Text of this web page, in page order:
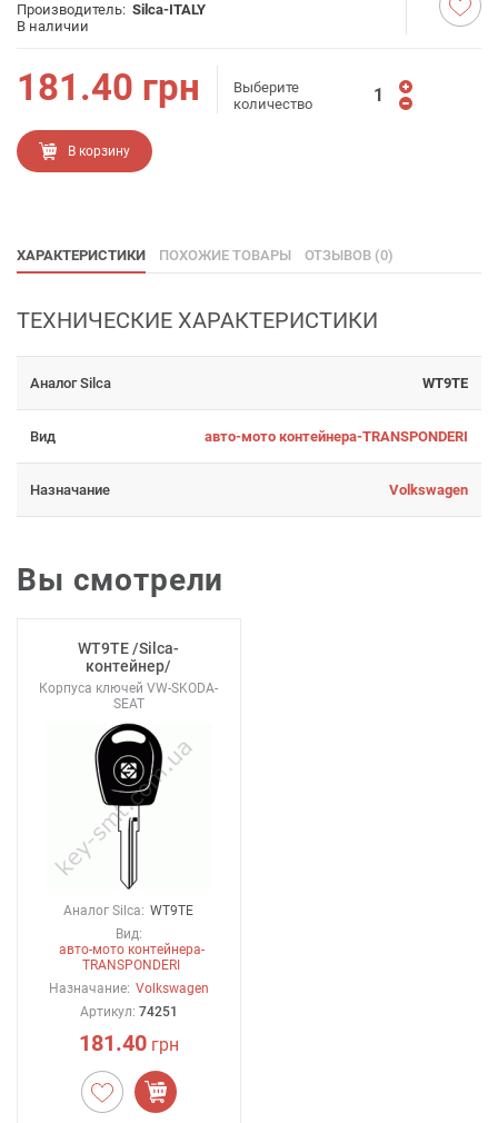
Производитель: Silca-ITALY
В наличии
181.40 грн
Выберите
количество
В корзину
ХАРАКТЕРИСТИКИ ПОХОЖИЕ ТОВАРЫ ОТЗЫВОВ (0)
ТЕХНИЧЕСКИЕ ХАРАКТЕРИСТИКИ
Аналог Silca WT9TE
Вид авто-мото контейнера-TRANSPONDERI
Назначание Volkswagen
Вы смотрели
WT9TE /Silca-
контейнер/
Корпуса ключей VW-SKODA-
SEAT
Аналог Silca: WT9TE
Вид:
авто-мото контейнера-
TRANSPONDERI
Назначание: Volkswagen
Артикул: 74251
181.40грн